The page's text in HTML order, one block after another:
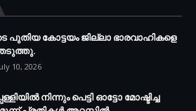
പുതിയ കോട്ടയം ജില്ലാ ഭാരവാഹികളെ
10, 2026
നിന്നും പെട്ടി ഓട്ടോ മോഷ്ടിച്ച